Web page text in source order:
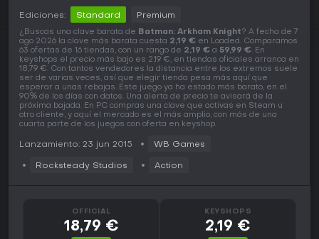
Ediciones: Standard Premium
¿Buscas una clave barata de Batman: Arkham Knight? A fecha de 7
ago 2026 la clave más barata cuesta 2,19 € en Loaded. Comparamos
63 ofertas de 16 tiendas, con un rango de 2,19 € a 59,99 €. En
keyshops el precio más bajo es 2,19 €, en tiendas oficiales arranca en
18,79 €. Con tantos vendedores la distancia entre los extremos suele
ser de varias veces, así que elegir tienda pesa más aquí que
esperar a unas rebajas. Este juego ya ha estado más barato, en el
90% de los días con datos. Una alerta de precio te avisará de la
próxima bajada. En PC compras una clave que activas en Steam u
otro cliente, y aquí el mercado es el más amplio, con más de una
cuarta parte de los juegos con oferta en keyshop.
Lanzamiento: 23 jun 2015 WB Games
Rocksteady Studios Action
OFFICIAL
18,79 €
KEYSHOPS
2,19 €